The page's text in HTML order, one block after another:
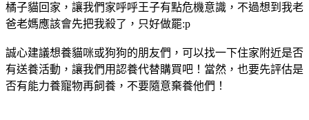
橘子貓回家，讓我們家呼呼王子有點危機意識，不過想到我老
爸老媽應該會先把我殺了，只好做罷:p
誠心建議想養貓咪或狗狗的朋友們，可以找一下住家附近是否
有送養活動，讓我們用認養代替購買吧！當然，也要先評估是
否有能力養寵物再飼養，不要隨意棄養他們！